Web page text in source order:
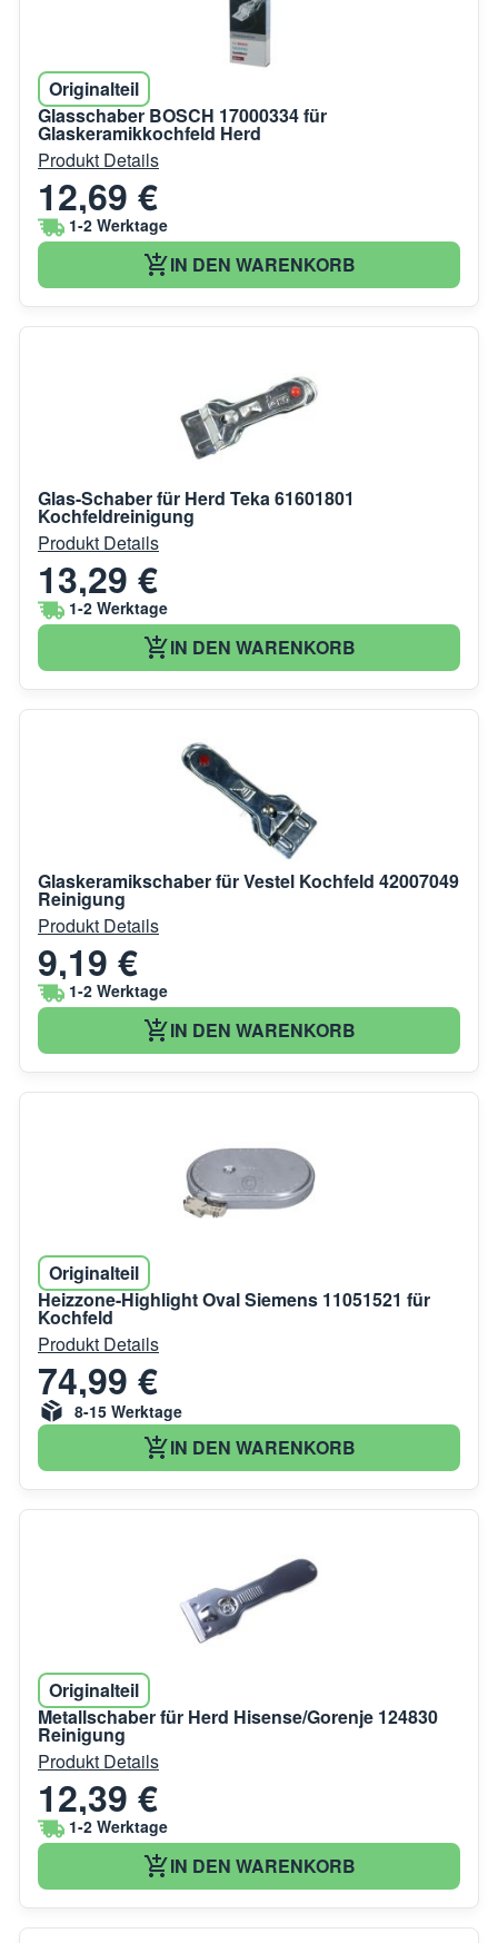
Originalteil
Glasschaber BOSCH 17000334 für
Glaskeramikkochfeld Herd
Produkt Details
12,69 €
1-2 Werktage
IN DEN WARENKORB
Glas-Schaber für Herd Teka 61601801
Kochfeldreinigung
Produkt Details
13,29 €
1-2 Werktage
IN DEN WARENKORB
Glaskeramikschaber für Vestel Kochfeld 42007049
Reinigung
Produkt Details
9,19 €
1-2 Werktage
IN DEN WARENKORB
Originalteil
Heizzone-Highlight Oval Siemens 11051521 für
Kochfeld
Produkt Details
74,99 €
8-15 Werktage
IN DEN WARENKORB
Originalteil
Metallschaber für Herd Hisense/Gorenje 124830
Reinigung
Produkt Details
12,39 €
1-2 Werktage
IN DEN WARENKORB